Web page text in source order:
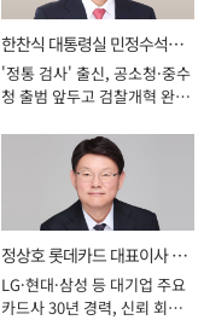
한찬식 대통령실 민정수석비
서관
'정통 검사' 출신, 공소청·중수
청 출범 앞두고 검찰개혁 완수
정상호 롯데카드 대표이사 사
장
LG·현대·삼성 등 대기업 주요
카드사 30년 경력, 신뢰 회복